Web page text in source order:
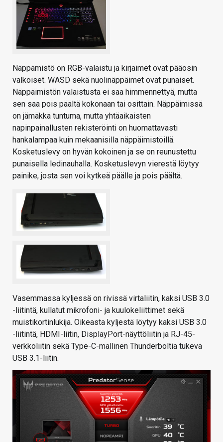
Näppämistö on RGB-valaistu ja kirjaimet ovat pääosin
valkoiset. WASD sekä nuolinäppäimet ovat punaiset.
Näppäimistön valaistusta ei saa himmennettyä, mutta
sen saa pois päältä kokonaan tai osittain. Näppäimissä
on jämäkkä tuntuma, mutta yhtäaikaisten
napinpainallusten rekisteröinti on huomattavasti
hankalampaa kuin mekaanisilla näppäimistöillä.
Kosketuslevy on hyvän kokoinen ja se on reunustettu
punaisella ledinauhalla. Kosketuslevyn vierestä löytyy
painike, josta sen voi kytkeä päälle ja pois päältä.
Vasemmassa kyljessä on rivissä virtaliitin, kaksi USB 3.0
-liitintä, kullatut mikrofoni- ja kuulokeliittimet sekä
muistikortinlukija. Oikeasta kyljestä löytyy kaksi USB 3.0
-liitintä, HDMI-liitin, DisplayPort-näyttöliitin ja RJ-45-
verkkoliitin sekä Type-C-mallinen Thunderboltia tukeva
USB 3.1-liitin.